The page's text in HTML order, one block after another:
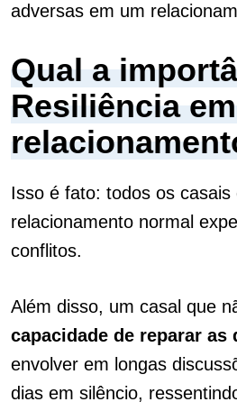
adversas em um
Qual a
Resiliência
Isso é fato: todos os casais
relacionamento normal
conflitos.
Além disso, um casal que
capacidade de reparar as
envolver em longas
dias em silêncio,